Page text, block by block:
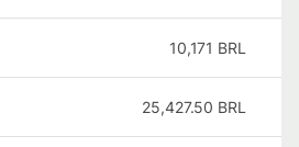
10,171 BRL
25,427.50 BRL